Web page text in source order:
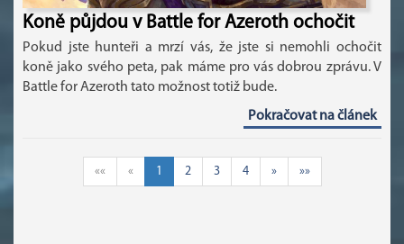
Koně půjdou v Battle for Azeroth ochočit
Pokud jste hunteři a mrzí vás, že jste si nemohli ochočit
koně jako svého peta, pak máme pro vás dobrou zprávu. V
Battle for Azeroth tato možnost totiž bude.
Pokračovat na článek
«« « 1 2 3 4 » »»